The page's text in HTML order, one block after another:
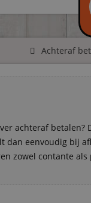
Achteraf
achteraf betalen?
dan eenvoudig bij
zowel contante